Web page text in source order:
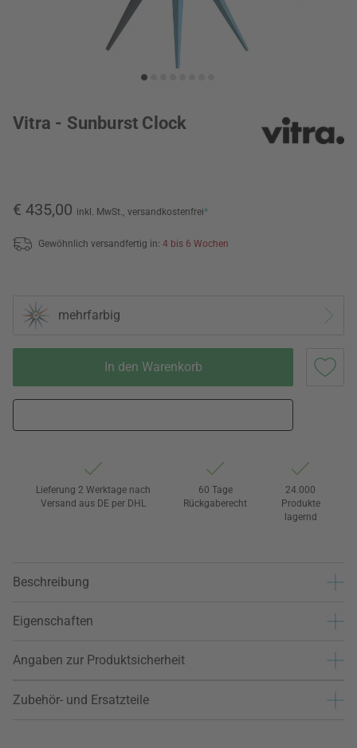
Vitra - Sunburst Clock
€ 435,00 inkl. MwSt., versandkostenfrei*
Gewöhnlich versandfertig in: 4 bis 6 Wochen
mehrfarbig
In den Warenkorb
Lieferung 2 Werktage nach
Versand aus DE per DHL
60 Tage
Rückgaberecht
24.000
Produkte
lagernd
Beschreibung
Eigenschaften
Angaben zur Produktsicherheit
Zubehör- und Ersatzteile